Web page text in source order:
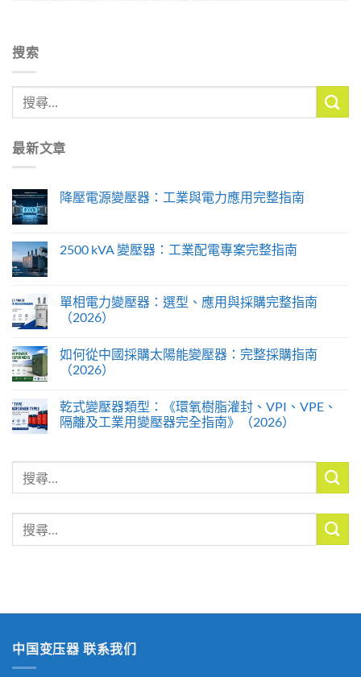
搜索
最新文章
降壓電源變壓器：工業與電力應用完整指南
2500 kVA 變壓器：工業配電專案完整指南
單相電力變壓器：選型、應用與採購完整指南
（2026）
如何從中國採購太陽能變壓器：完整採購指南
（2026）
乾式變壓器類型：《環氧樹脂灌封、VPI、VPE、
隔離及工業用變壓器完全指南》（2026）
字:
中国变压器 联系我们